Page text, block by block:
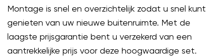
Montage is snel en overzichtelijk zodat u snel kunt
genieten van uw nieuwe buitenruimte. Met de
laagste prijsgarantie bent u verzekerd van een
aantrekkelijke prijs voor deze hoogwaardige set.